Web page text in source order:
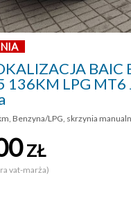
BAIC
136KM LPG MT6
Benzyna/LPG, skrzynia
ZŁ
vat-marża)